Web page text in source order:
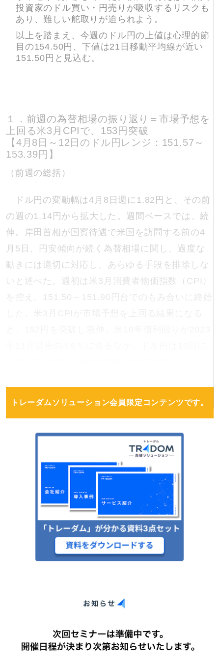
トレーダムソリューション会員限定コンテンツです。
投資家のドル買い・円売りが吸収するリスクも
あり、難しい舵取りが迫られよう。
以上を踏まえ、今週のドル円の上値は心理的節
目の154.50円、下値は21日移動平均線が近い
151.50円と見込む。
１．前週の為替相場の振り返り＝市場予想を
上回る米3月CPIで、153円突破
【4月8日～12日のドル円レンジ：151.57～
153.39円】
（前週の総括）
ドル円の変動幅は4月8日週に1.82円と、その前
の週の1.14円から拡大した。週間ベースでは、続
伸。岸田首相が国賓待遇で米国を訪問する前の4
月5日、円安傾向が続く為替相場に関し、過度な
動きには適切に対応し、あらゆる手段を排除しな
いと述べた。週初は米3月消費者物価指数（CPI）
を控え、151.50～151.90円台でのもみ合いに終始